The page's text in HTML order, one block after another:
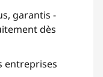
garantis -
dès
entreprises